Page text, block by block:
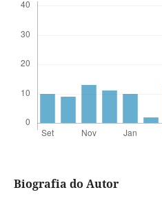
Biografia do Autor